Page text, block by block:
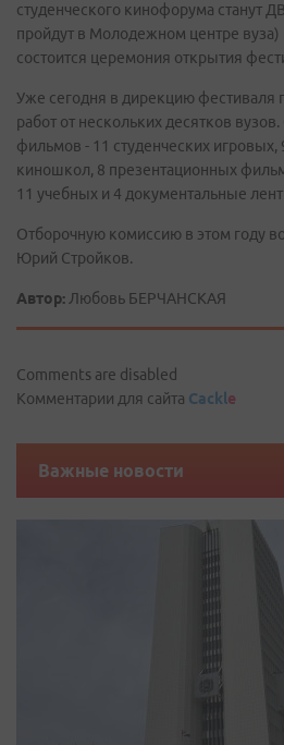
студенческого кинофорума станут
пройдут в Молодежном центре вуза)
состоится церемония открытия
Уже сегодня в дирекцию фестиваля
работ от нескольких десятков
фильмов - 11 студенческих игровых,
киношкол, 8 презентационных
11 учебных и 4 документальные
Отборочную комиссию в этом году
Юрий Стройков.
Автор: Любовь БЕРЧАНСКАЯ
Comments are disabled
Комментарии для сайта Cackle
Важные новости